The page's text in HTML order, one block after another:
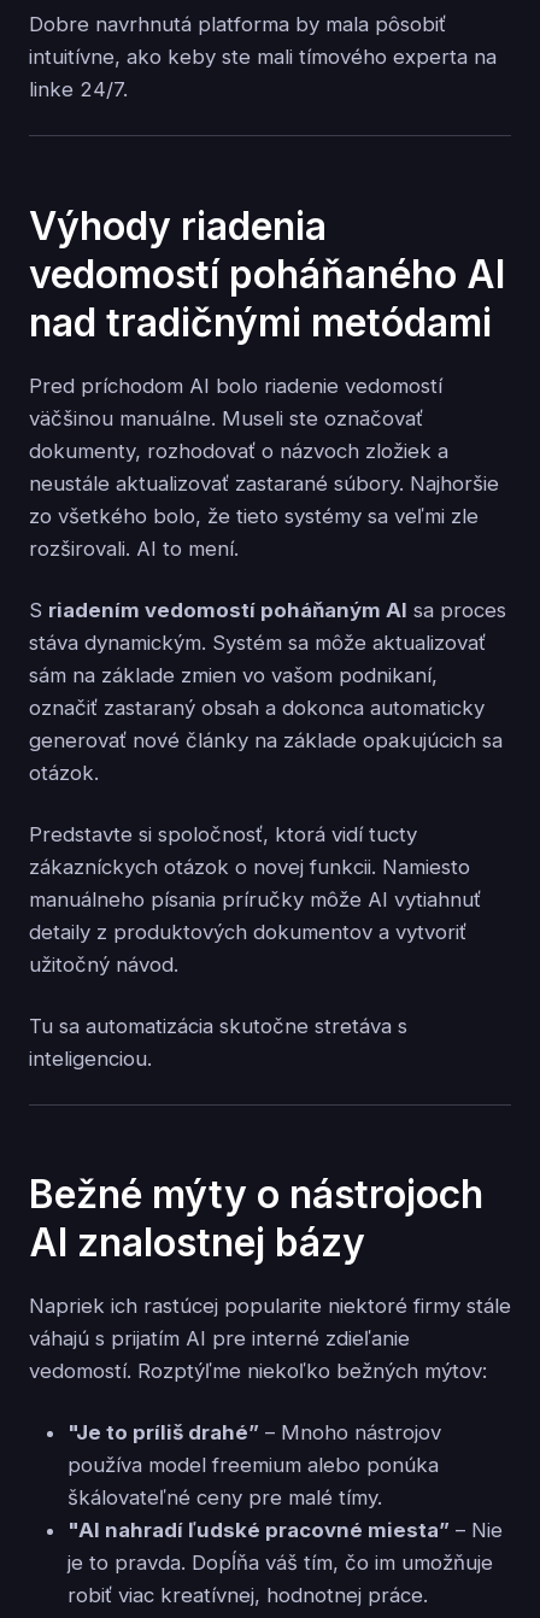
Dobre navrhnutá platforma by mala pôsobiť
intuitívne, ako keby ste mali tímového experta na
linke 24/7.
Výhody riadenia
vedomostí poháňaného AI
nad tradičnými metódami
Pred príchodom AI bolo riadenie vedomostí
väčšinou manuálne. Museli ste označovať
dokumenty, rozhodovať o názvoch zložiek a
neustále aktualizovať zastarané súbory. Najhoršie
zo všetkého bolo, že tieto systémy sa veľmi zle
rozširovali. AI to mení.
S riadením vedomostí poháňaným AI sa proces
stáva dynamickým. Systém sa môže aktualizovať
sám na základe zmien vo vašom podnikaní,
označiť zastaraný obsah a dokonca automaticky
generovať nové články na základe opakujúcich sa
otázok.
Predstavte si spoločnosť, ktorá vidí tucty
zákazníckych otázok o novej funkcii. Namiesto
manuálneho písania príručky môže AI vytiahnuť
detaily z produktových dokumentov a vytvoriť
užitočný návod.
Tu sa automatizácia skutočne stretáva s
inteligenciou.
Bežné mýty o nástrojoch
AI znalostnej bázy
Napriek ich rastúcej popularite niektoré firmy stále
váhajú s prijatím AI pre interné zdieľanie
vedomostí. Rozptýľme niekoľko bežných mýtov:
"Je to príliš drahé” – Mnoho nástrojov
používa model freemium alebo ponúka
škálovateľné ceny pre malé tímy.
"AI nahradí ľudské pracovné miesta” – Nie
je to pravda. Dopĺňa váš tím, čo im umožňuje
robiť viac kreatívnej, hodnotnej práce.